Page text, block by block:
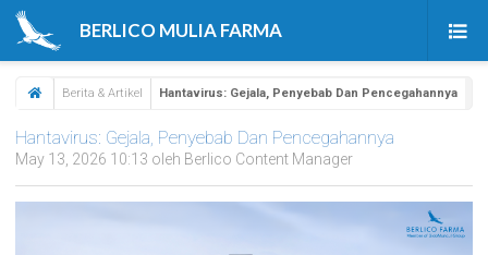
BERLICO MULIA FARMA
Beranda
Tentang Kami
Berita & Artikel
Berita & Artikel Hantavirus: Gejala, Penyebab Dan Pencegahannya
Hantavirus: Gejala, Penyebab Dan Pencegahannya
May 13, 2026 10:13 oleh Berlico Content Manager